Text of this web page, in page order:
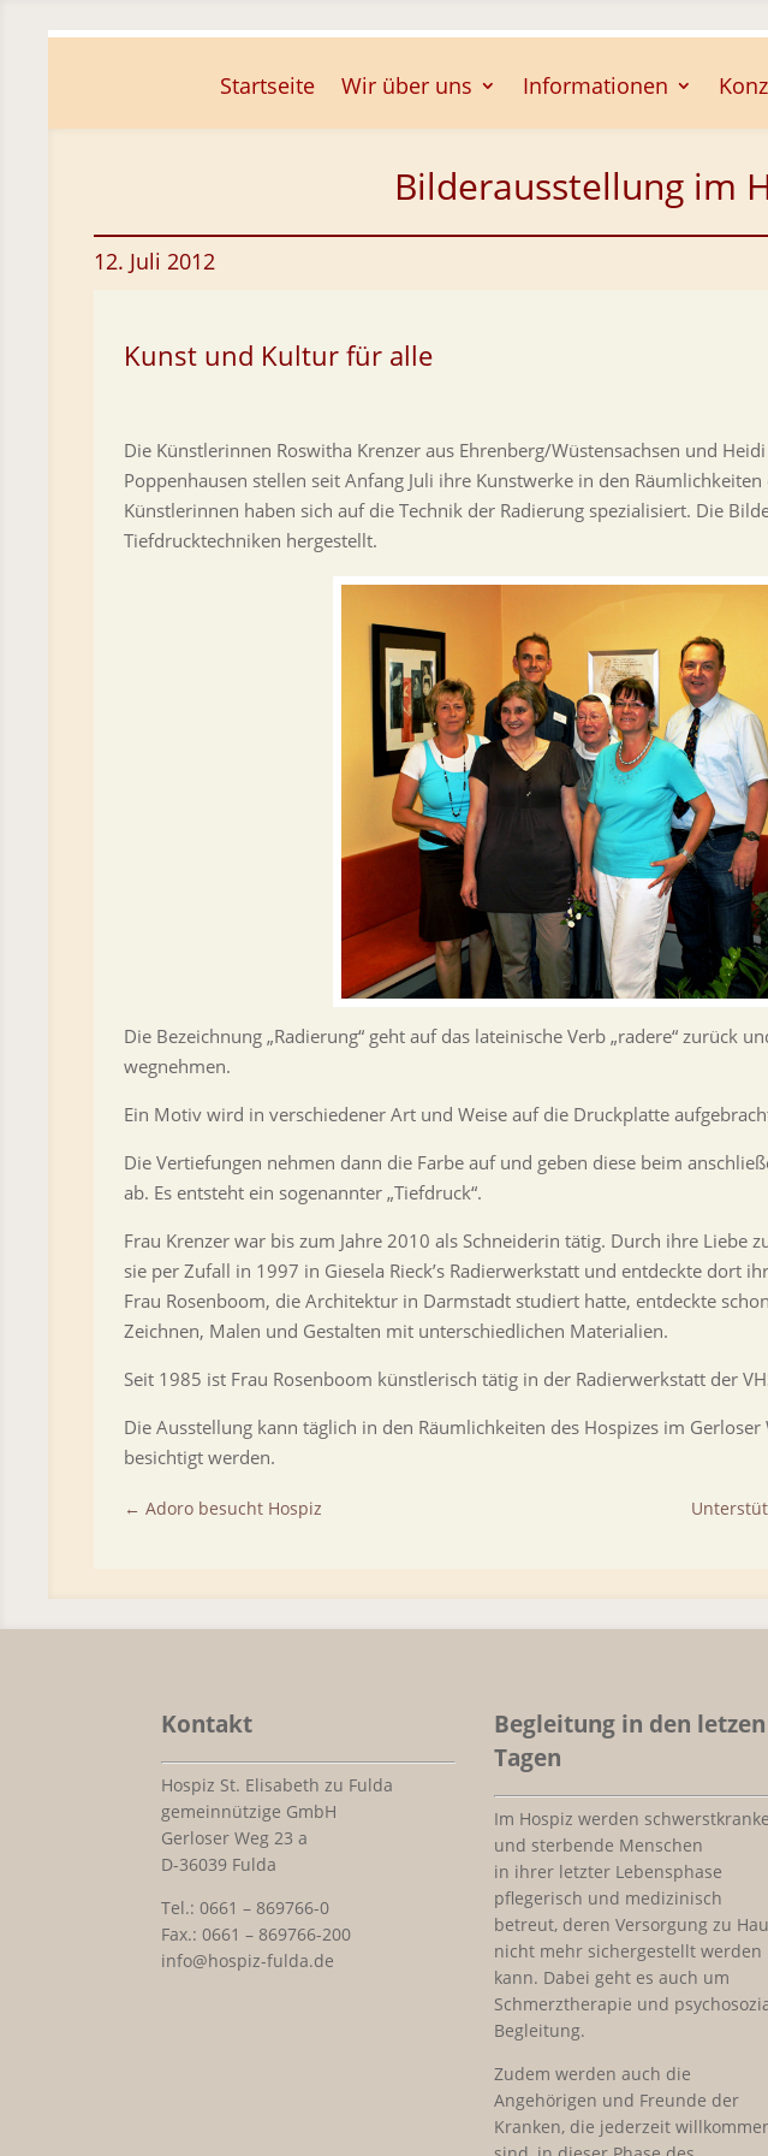
Startseite Wir über uns Informationen
Bilderausstellung im
12. Juli 2012
Kunst und Kultur für alle
Die Künstlerinnen Roswitha Krenzer aus Ehrenberg/Wüstensachsen und
Poppenhausen stellen seit Anfang Juli ihre Kunstwerke in den Räumlichkeiten
Künstlerinnen haben sich auf die Technik der Radierung spezialisiert. Die
Tiefdrucktechniken hergestellt.
Die Bezeichnung „Radierung“ geht auf das lateinische Verb „radere“ zurück
wegnehmen.
Ein Motiv wird in verschiedener Art und Weise auf die Druckplatte
Die Vertiefungen nehmen dann die Farbe auf und geben diese beim
ab. Es entsteht ein sogenannter „Tiefdruck“.
Frau Krenzer war bis zum Jahre 2010 als Schneiderin tätig. Durch ihre Liebe
sie per Zufall in 1997 in Giesela Rieck’s Radierwerkstatt und entdeckte dort
Frau Rosenboom, die Architektur in Darmstadt studiert hatte, entdeckte
Zeichnen, Malen und Gestalten mit unterschiedlichen Materialien.
Seit 1985 ist Frau Rosenboom künstlerisch tätig in der Radierwerkstatt der
Die Ausstellung kann täglich in den Räumlichkeiten des Hospizes im Gerloser
besichtigt werden.
←Adoro besucht Hospiz
Kontakt
Hospiz St. Elisabeth zu Fulda
gemeinnützige GmbH
Gerloser Weg 23 a
D-36039 Fulda
Tel.: 0661 – 869766-0
Fax.: 0661 – 869766-200
info@hospiz-fulda.de
Begleitung in den letzen
Tagen
Im Hospiz werden schwerstkranke
und sterbende Menschen
in ihrer letzter Lebensphase
pflegerisch und medizinisch
betreut, deren Versorgung zu
nicht mehr sichergestellt werden
kann. Dabei geht es auch um
Schmerztherapie und
Begleitung.
Zudem werden auch die
Angehörigen und Freunde der
Kranken, die jederzeit